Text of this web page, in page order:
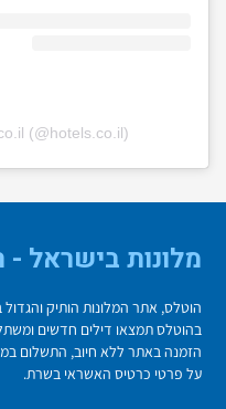
(@hotels.co.il)
מלונות בישראל -
הוטלס, אתר המלונות הותיק
בהוטלס תמצאו דילים חדשים
על פרטי כרטיס האשראי בשרת.